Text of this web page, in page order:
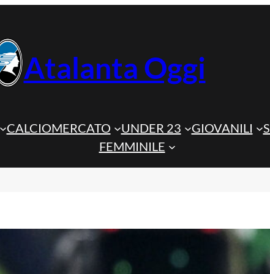
Atalanta Oggi
CALCIOMERCATO UNDER 23 GIOVANILI
FEMMINILE